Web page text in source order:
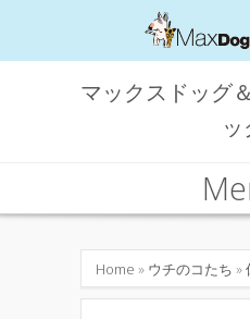
マックスドッグ
ッ
Skip to content
Home » ウチのコたち »